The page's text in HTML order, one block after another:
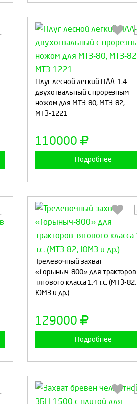
Плуг лесной легкий ПЛЛ-1.4
двухотвальный с прорезным
ножом для МТЗ-80, МТЗ-82,
МТЗ-1221
110000
Подробнее
Выберите количество:
Трелевочный захват
«Горыныч-800» для тракторов
тягового класса 1,4 т.с. (МТЗ-82,
ЮМЗ и др.)
129000
Подробнее
Выберите количество:
Продолжить